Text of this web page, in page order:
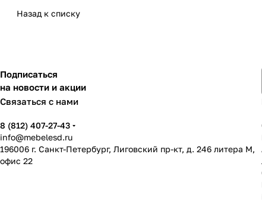
Назад к списку
Подписаться
на новости и акции
Связаться с нами
8 (812) 407-27-43
info@mebelesd.ru
196006 г. Санкт-Петербург, Лиговский пр-кт, д. 246 литера М,
офис 22